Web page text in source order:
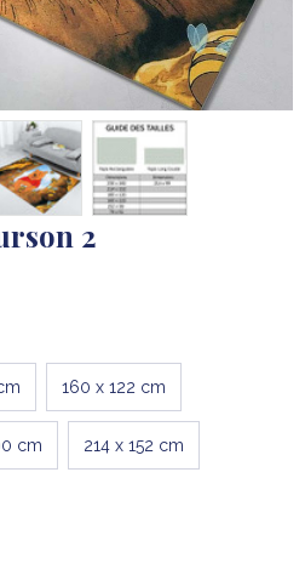
2
160 x 122 cm
cm 214 x 152 cm